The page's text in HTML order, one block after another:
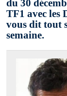
du 30
TF1 avec les
vous dit tout
semaine.